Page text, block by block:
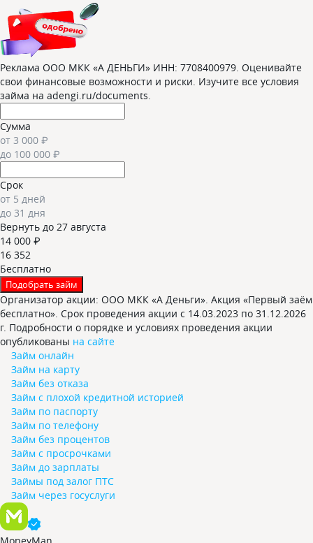
Реклама ООО МКК «А ДЕНЬГИ» ИНН: 7708400979. Оценивайте
свои финансовые возможности и риски. Изучите все условия
займа на adengi.ru/documents.
Сумма
от 3 000 ₽
до 100 000 ₽
Срок
от 5 дней
до 31 дня
Вернуть до 27 августа
14 000 ₽
16 352
Бесплатно
Подобрать займ
Организатор акции: ООО МКК «А Деньги». Акция «Первый заём
бесплатно». Срок проведения акции с 14.03.2023 по 31.12.2026
г. Подробности о порядке и условиях проведения акции
опубликованы на сайте
Займ онлайн
Займ на карту
Займ без отказа
Займ с плохой кредитной историей
Займ по паспорту
Займ по телефону
Займ без процентов
Займ с просрочками
Займ до зарплаты
Займы под залог ПТС
Займ через госуслуги